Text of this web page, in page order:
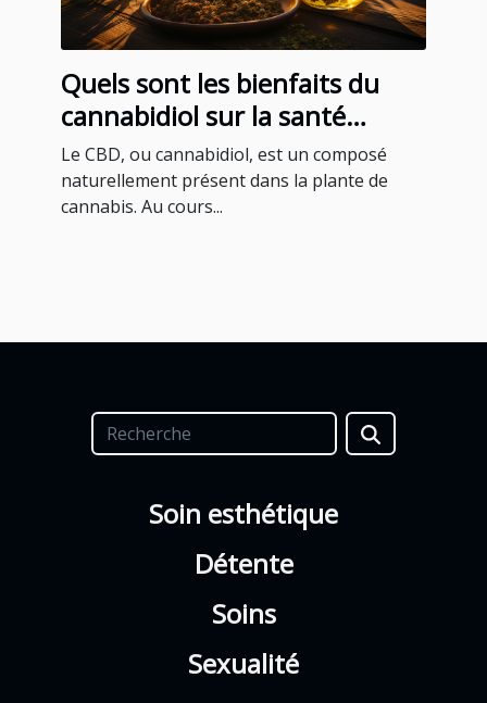
Quels sont les bienfaits du
cannabidiol sur la santé
humaine ?
Le CBD, ou cannabidiol, est un composé
naturellement présent dans la plante de
cannabis. Au cours...
Soin esthétique
Détente
Soins
Sexualité